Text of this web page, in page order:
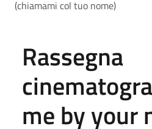
(chiamami col tuo nome)
Rassegna
me by your